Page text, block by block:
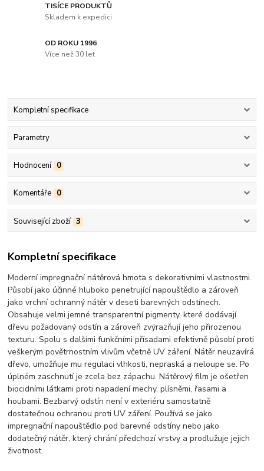
TISÍCE PRODUKTŮ
Skladem k expedici
OD ROKU 1996
Více než 30 let
Kompletní specifikace
Parametry
Hodnocení 0
Komentáře 0
Související zboží 3
Kompletní specifikace
Moderní impregnační nátěrová hmota s dekorativními vlastnostmi.
Působí jako účinné hluboko penetrující napouštědlo a zároveň
jako vrchní ochranný nátěr v deseti barevných odstínech.
Obsahuje velmi jemné transparentní pigmenty, které dodávají
dřevu požadovaný odstín a zároveň zvýrazňují jeho přirozenou
texturu. Spolu s dalšími funkčními přísadami efektivně působí proti
veškerým povětrnostním vlivům včetně UV záření. Nátěr neuzavírá
dřevo, umožňuje mu regulaci vlhkosti, nepraská a neloupe se. Po
úplném zaschnutí je zcela bez zápachu. Nátěrový film je ošetřen
biocidními látkami proti napadení mechy, plísněmi, řasami a
houbami. Bezbarvý odstín není v exteriéru samostatně
dostatečnou ochranou proti UV záření. Používá se jako
impregnační napouštědlo pod barevné odstíny nebo jako
dodatečný nátěr, který chrání předchozí vrstvy a prodlužuje jejich
životnost.